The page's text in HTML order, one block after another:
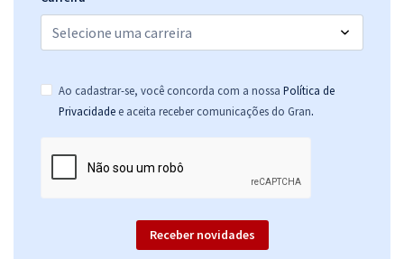
Ao cadastrar-se, você concorda com a nossa Política de
Privacidade e aceita receber comunicações do Gran.
Receber novidades